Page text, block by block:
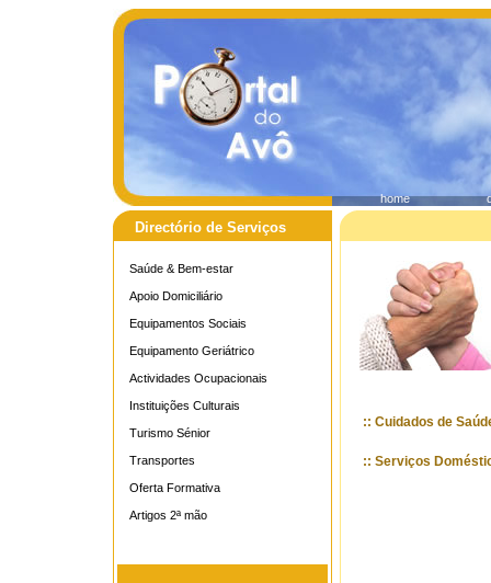
home
Directório de Serviços
Saúde & Bem-estar
Apoio Domiciliário
Equipamentos Sociais
Equipamento Geriátrico
Actividades Ocupacionais
Instituições Culturais
Turismo Sénior
Transportes
Oferta Formativa
Artigos 2ª mão
:: Cuidados de
:: Serviços